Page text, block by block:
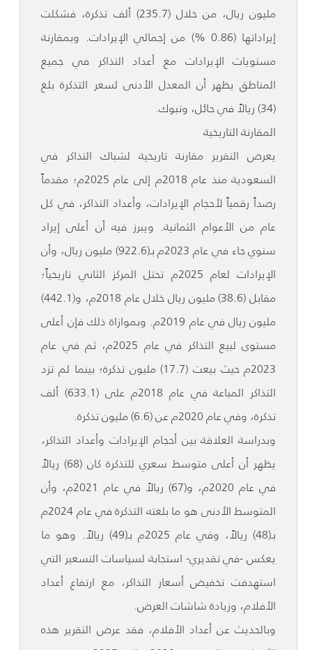
مليون ريال، من خلال (235.7) ألف تذكرة، فشكلت
إيراداتها (0.86 %) من إجمالي الإيرادات. وبمقارنة
مستويات الإيرادات مع أعداد التذاكر في جميع
المناطق يظهر أن المعدل الأدنى لسعر التذكرة بلغ
المقارنة التاريخية
يعرض التقرير مقارنة تاريخية لشباك التذاكر في
السعودية منذ عام 2018م إلى عام 2025م؛ مقدماً
رصداً رقمياً لأحجام الإيرادات، وأعداد التذاكر، في كل
عام من الأعوام الثمانية. ويبرز فيه أن أعلى إيراد
سنوي جاء في عام 2023م بـ(922.6) مليون ريال، وأن
الإيرادات لعام 2025م تحتل المركز الثاني تاريخياً؛
مقابل (38.6) مليون ريال خلال عام 2018م، و(442.1)
مليون ريال في عام 2019م. وبموازاة ذلك فإن أعلى
مستوى لبيع التذاكر في عام 2025م، ثم في عام
2023م حيث بيعت (17.7) مليون تذكرة؛ بينما لم تزد
التذاكر المباعة في عام 2018م على (633.1) ألف
تذكرة، وفي عام 2020م عن (6.6) مليون تذكرة.
وبدراسة العلاقة بين أحجام الإيرادات وأعداد التذاكر،
يظهر أن أعلى متوسط سعري للتذكرة كان (68) ريالاً
في عام 2020م، و(67) ريالاً في عام 2021م، وأن
المتوسط الأدنى هو ما بلغته التذكرة في عام 2024م
بـ(48) ريالاً، وفي عام 2025م بـ(49) ريالاً. وهو ما
يعكس -في تقديري- استجابة لسياسات التسعير التي
استهدفت تخفيض أسعار التذاكر، مع ارتفاع أعداد
الأفلام، وزيادة شاشات العرض.
وبالحديث عن أعداد الأفلام، فقد عرض التقرير هذه